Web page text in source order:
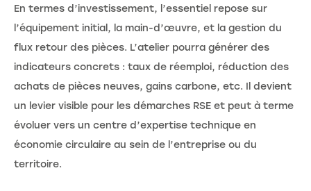
En termes d’investissement, l’essentiel repose sur
l’équipement initial, la main-d’œuvre, et la gestion du
flux retour des pièces. L’atelier pourra générer des
indicateurs concrets : taux de réemploi, réduction des
achats de pièces neuves, gains carbone, etc. Il devient
un levier visible pour les démarches RSE et peut à terme
évoluer vers un centre d’expertise technique en
économie circulaire au sein de l’entreprise ou du
territoire.